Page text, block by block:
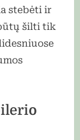
stebėti ir
šilti tik